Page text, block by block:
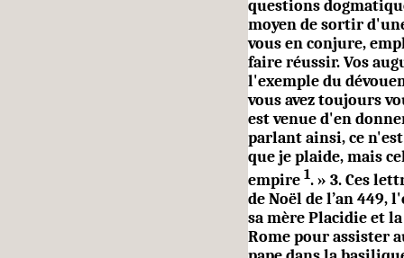
questions
moyen de sortir
vous en conjure,
faire réussir. Vos
l'exemple du
vous avez toujours
est venue d'en
parlant ainsi, ce
que je plaide, mais
empire 1. » 3. Ces
de Noël de l’an
sa mère Placidie et
Rome pour assister